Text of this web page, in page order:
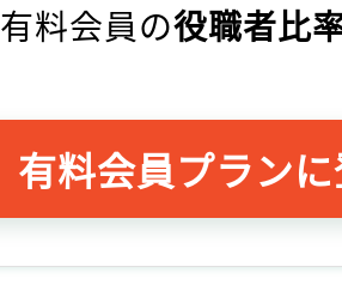
有料会員の役職者比
有料会員プラン